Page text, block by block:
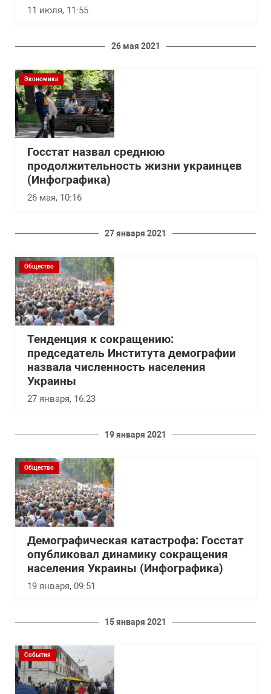
11 июля, 11:55
26 мая 2021
Экономика
Госстат назвал среднюю
продолжительность жизни украинцев
(Инфографика)
26 мая, 10:16
27 января 2021
Общество
Тенденция к сокращению:
председатель Института демографии
назвала численность населения
Украины
27 января, 16:23
19 января 2021
Общество
Демографическая катастрофа: Госстат
опубликовал динамику сокращения
населения Украины (Инфографика)
19 января, 09:51
15 января 2021
События